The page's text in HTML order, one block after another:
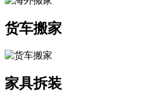
货车搬家
家具拆装